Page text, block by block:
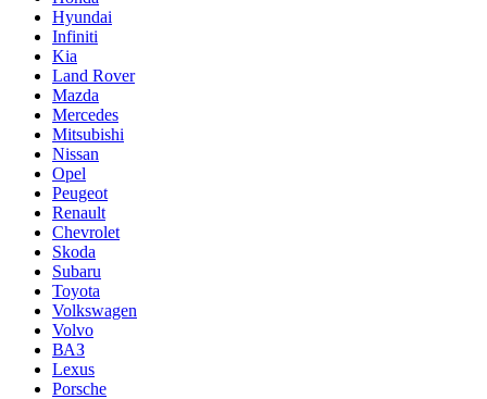
Hyundai
Infiniti
Kia
Land Rover
Mazda
Mercedes
Mitsubishi
Nissan
Opel
Peugeot
Renault
Chevrolet
Skoda
Subaru
Toyota
Volkswagen
Volvo
ВАЗ
Lexus
Porsche